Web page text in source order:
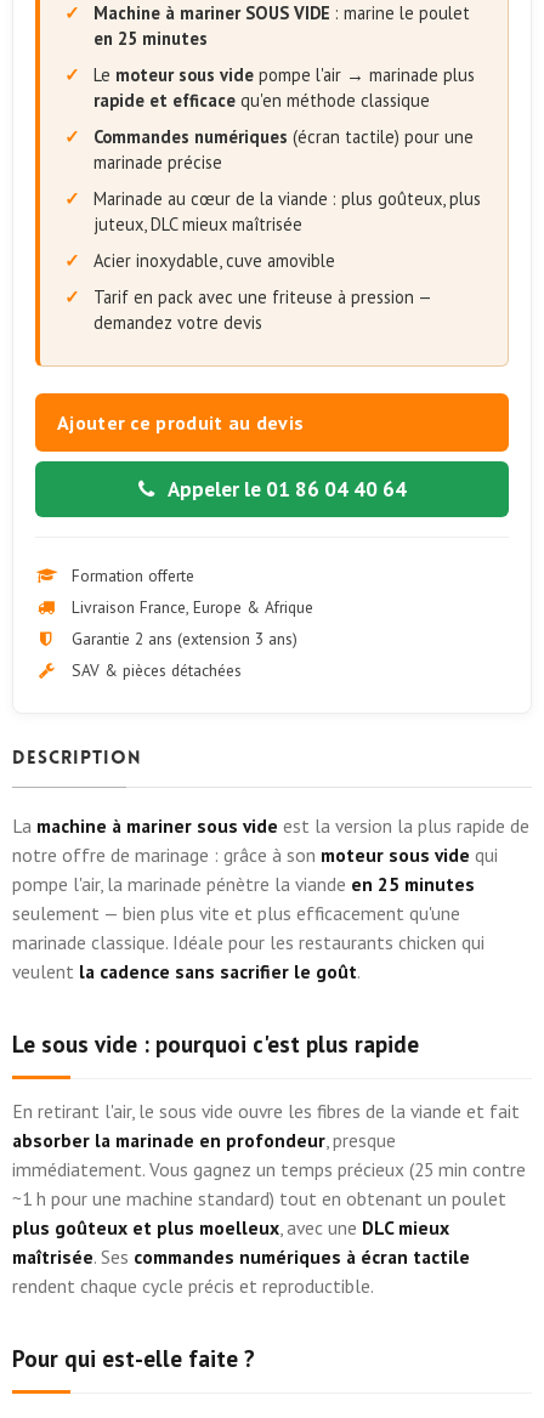
Machine à mariner SOUS VIDE : marine le poulet
en 25 minutes
Le moteur sous vide pompe l'air → marinade plus
rapide et efficace qu'en méthode classique
Commandes numériques (écran tactile) pour une
marinade précise
Marinade au cœur de la viande : plus goûteux, plus
juteux, DLC mieux maîtrisée
Acier inoxydable, cuve amovible
Tarif en pack avec une friteuse à pression —
demandez votre devis
Ajouter ce produit au devis
Appeler le 01 86 04 40 64
Formation offerte
Livraison France, Europe & Afrique
Garantie 2 ans (extension 3 ans)
SAV & pièces détachées
Description
La machine à mariner sous vide est la version la plus rapide de
notre offre de marinage : grâce à son moteur sous vide qui
pompe l'air, la marinade pénètre la viande en 25 minutes
seulement — bien plus vite et plus efficacement qu'une
marinade classique. Idéale pour les restaurants chicken qui
veulent la cadence sans sacrifier le goût.
Le sous vide : pourquoi c'est plus rapide
En retirant l'air, le sous vide ouvre les fibres de la viande et fait
absorber la marinade en profondeur, presque
immédiatement. Vous gagnez un temps précieux (25 min contre
~1 h pour une machine standard) tout en obtenant un poulet
plus goûteux et plus moelleux, avec une DLC mieux
maîtrisée. Ses commandes numériques à écran tactile
rendent chaque cycle précis et reproductible.
Pour qui est-elle faite ?